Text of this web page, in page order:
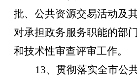
批、公共资源交易活动及
对承担政务服务职能的部
和技术性审查评审工作。
13、 贯彻落实全市公